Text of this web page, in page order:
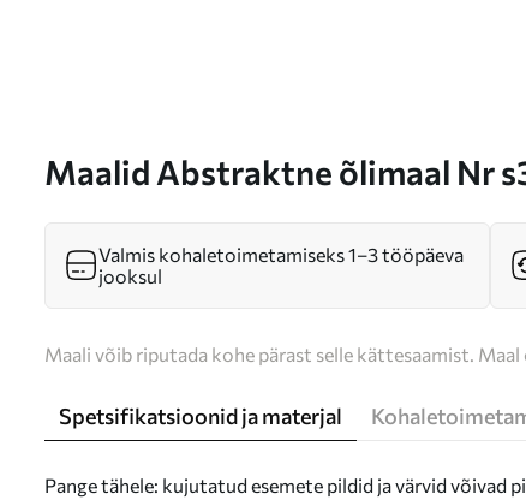
Maalid Abstraktne õlimaal Nr
Valmis kohaletoimetamiseks 1–3 tööpäeva
jooksul
Maali võib riputada kohe pärast selle kättesaamist.
Spetsifikatsioonid ja materjal
Pange tähele: kujutatud esemete pildid ja värvid võivad